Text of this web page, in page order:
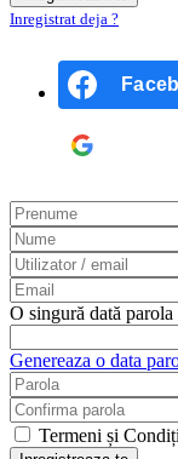
Inregistrat deja ?
O singură dată parola
Genereaza o data
Termeni și